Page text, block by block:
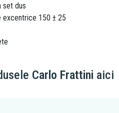
set dus
excentrice 150 ± 25
Carlo Frattini aici